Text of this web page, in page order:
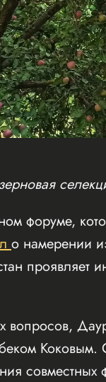
форуме,
о намерении
проявляет
вопросов,
Коковым.